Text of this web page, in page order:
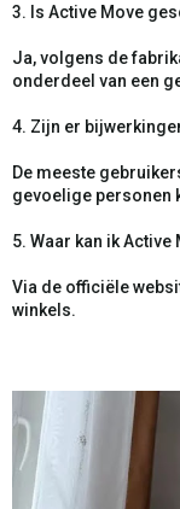
3. Is Active Move
Ja, volgens de
onderdeel van een
4. Zijn er
De meeste
gevoelige personen
5. Waar kan ik Active
Via de officiële
winkels.